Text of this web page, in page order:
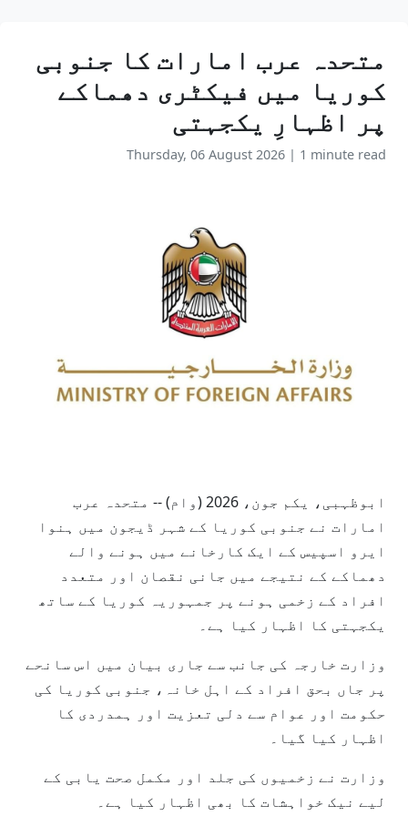
متحدہ عرب امارات کا جنوبی
کوریا میں فیکٹری دھماکے
پر اظہارِ یکجہتی
Thursday, 06 August 2026 | 1 minute read
ابوظہبی، یکم جون، 2026 (وام) -- متحدہ عرب
امارات نے جنوبی کوریا کے شہر ڈیجون میں ہنوا
ایرو اسپیس کے ایک کارخانے میں ہونے والے
دھماکے کے نتیجے میں جانی نقصان اور متعدد
افراد کے زخمی ہونے پر جمہوریہ کوریا کے ساتھ
یکجہتی کا اظہار کیا ہے۔
وزارت خارجہ کی جانب سے جاری بیان میں اس سانحے
پر جاں بحق افراد کے اہل خانہ، جنوبی کوریا کی
حکومت اور عوام سے دلی تعزیت اور ہمدردی کا
اظہار کیا گیا۔
وزارت نے زخمیوں کی جلد اور مکمل صحت یابی کے
لیے نیک خواہشات کا بھی اظہار کیا ہے۔